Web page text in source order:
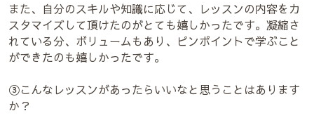
また、自分のスキルや知識に応じて、レッスンの内容をカ
スタマイズして頂けたのがとても嬉しかったです。凝縮さ
れている分、ボリュームもあり、ピンポイントで学ぶこと
ができたのも嬉しかったです。
③こんなレッスンがあったらいいなと思うことはあります
か？